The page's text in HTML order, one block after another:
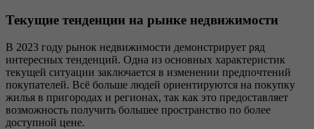
Текущие тенденции на рынке недвижимости
В 2023 году рынок недвижимости демонстрирует ряд
интересных тенденций. Одна из основных характеристик
текущей ситуации заключается в изменении предпочтений
покупателей. Всё больше людей ориентируются на покупку
жилья в пригородах и регионах, так как это предоставляет
возможность получить большее пространство по более
доступной цене.